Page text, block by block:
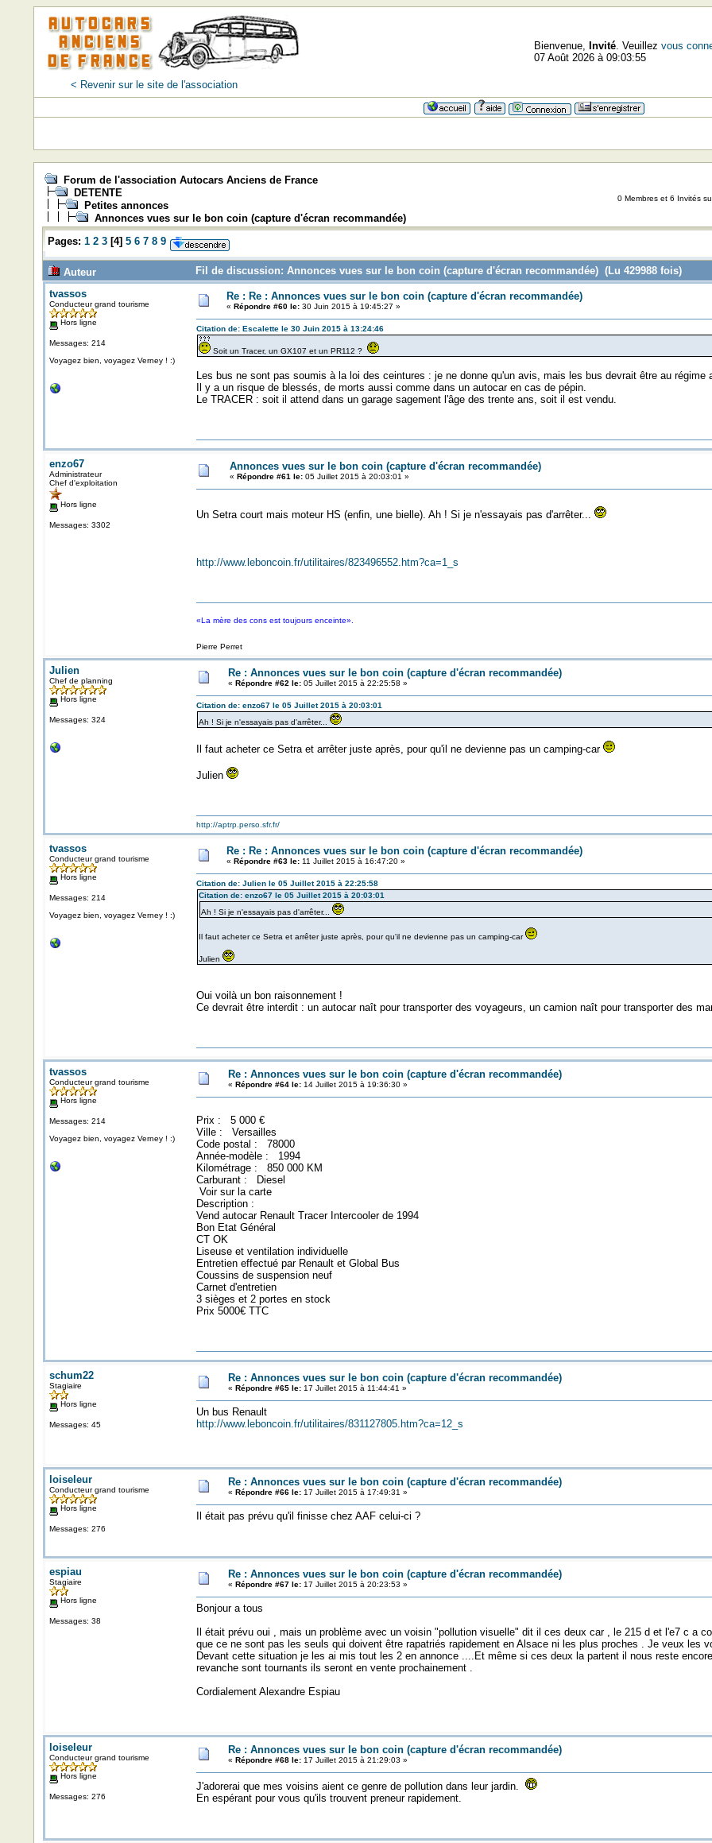
< Revenir sur le site de l'association
Bienvenue, Invité. Veuillez vous
07 Août 2026 à 09:03:55
Forum de l'association Autocars Anciens de France
DETENTE
Petites annonces
Annonces vues sur le bon coin (capture d'écran recommandée)
0 Membres et 6 Invités
Pages: 1 2 3[4] 5 6 7 8 9
Auteur
Fil de discussion: Annonces vues sur le bon coin (capture d'écran recommandée) (Lu 429988 fois)
tvassos
Conducteur grand tourisme
Hors ligne
Messages: 214
Voyagez bien, voyagez Verney ! :)
Re : Re : Annonces vues sur le bon coin (capture d'écran recommandée)
« Répondre #60 le:30 Juin 2015 à 19:45:27 »
Citation de: Escalette le 30 Juin 2015 à 13:24:46
Soit un Tracer, un GX107 et un PR112 ?
Les bus ne sont pas soumis à la loi des ceintures : je ne donne qu'un avis, mais les bus devrait être au régime
Il y a un risque de blessés, de morts aussi comme dans un autocar en cas de pépin.
Le TRACER : soit il attend dans un garage sagement l'âge des trente ans, soit il est vendu.
enzo67
Administrateur
Chef d'exploitation
Hors ligne
Messages: 3302
Annonces vues sur le bon coin (capture d'écran recommandée)
« Répondre #61 le:05 Juillet 2015 à 20:03:01 »
Un Setra court mais moteur HS (enfin, une bielle). Ah ! Si je n'essayais pas d'arrêter...
http://www.leboncoin.fr/utilitaires/823496552.htm?ca=1_s
«La mère des cons est toujours enceinte».
Pierre Perret
Julien
Chef de planning
Hors ligne
Messages: 324
Re : Annonces vues sur le bon coin (capture d'écran recommandée)
« Répondre #62 le:05 Juillet 2015 à 22:25:58 »
Citation de: enzo67 le 05 Juillet 2015 à 20:03:01
Ah ! Si je n'essayais pas d'arrêter...
Il faut acheter ce Setra et arrêter juste après, pour qu'il ne devienne pas un camping-car
Julien
http://aptrp.perso.sfr.fr/
tvassos
Conducteur grand tourisme
Hors ligne
Messages: 214
Voyagez bien, voyagez Verney ! :)
Re : Re : Annonces vues sur le bon coin (capture d'écran recommandée)
« Répondre #63 le:11 Juillet 2015 à 16:47:20 »
Citation de: Julien le 05 Juillet 2015 à 22:25:58
Citation de: enzo67 le 05 Juillet 2015 à 20:03:01
Ah ! Si je n'essayais pas d'arrêter...
Il faut acheter ce Setra et arrêter juste après, pour qu'il ne devienne pas un camping-car
Julien
Oui voilà un bon raisonnement !
Ce devrait être interdit : un autocar naît pour transporter des voyageurs, un camion naît pour transporter des
tvassos
Conducteur grand tourisme
Hors ligne
Messages: 214
Voyagez bien, voyagez Verney ! :)
Re : Annonces vues sur le bon coin (capture d'écran recommandée)
« Répondre #64 le:14 Juillet 2015 à 19:36:30 »
Prix : 5 000 €
Ville : Versailles
Code postal : 78000
Année-modèle : 1994
Kilométrage : 850 000 KM
Carburant : Diesel
Voir sur la carte
Description :
Vend autocar Renault Tracer Intercooler de 1994
Bon Etat Général
CT OK
Liseuse et ventilation individuelle
Entretien effectué par Renault et Global Bus
Coussins de suspension neuf
Carnet d'entretien
3 sièges et 2 portes en stock
Prix 5000€ TTC
schum22
Stagiaire
Hors ligne
Messages: 45
Re : Annonces vues sur le bon coin (capture d'écran recommandée)
« Répondre #65 le:17 Juillet 2015 à 11:44:41 »
Un bus Renault
http://www.leboncoin.fr/utilitaires/831127805.htm?ca=12_s
loiseleur
Conducteur grand tourisme
Hors ligne
Messages: 276
Re : Annonces vues sur le bon coin (capture d'écran recommandée)
« Répondre #66 le:17 Juillet 2015 à 17:49:31 »
Il était pas prévu qu'il finisse chez AAF celui-ci ?
espiau
Stagiaire
Hors ligne
Messages: 38
Re : Annonces vues sur le bon coin (capture d'écran recommandée)
« Répondre #67 le:17 Juillet 2015 à 20:23:53 »
Bonjour a tous
Il était prévu oui , mais un problème avec un voisin "pollution visuelle" dit il ces deux car , le 215 d et l'e7 c a
que ce ne sont pas les seuls qui doivent être rapatriés rapidement en Alsace ni les plus proches . Je veux les
Devant cette situation je les ai mis tout les 2 en annonce ....Et même si ces deux la partent il nous reste
revanche sont tournants ils seront en vente prochainement .
Cordialement Alexandre Espiau
loiseleur
Conducteur grand tourisme
Hors ligne
Messages: 276
Re : Annonces vues sur le bon coin (capture d'écran recommandée)
« Répondre #68 le:17 Juillet 2015 à 21:29:03 »
J'adorerai que mes voisins aient ce genre de pollution dans leur jardin.
En espérant pour vous qu'ils trouvent preneur rapidement.